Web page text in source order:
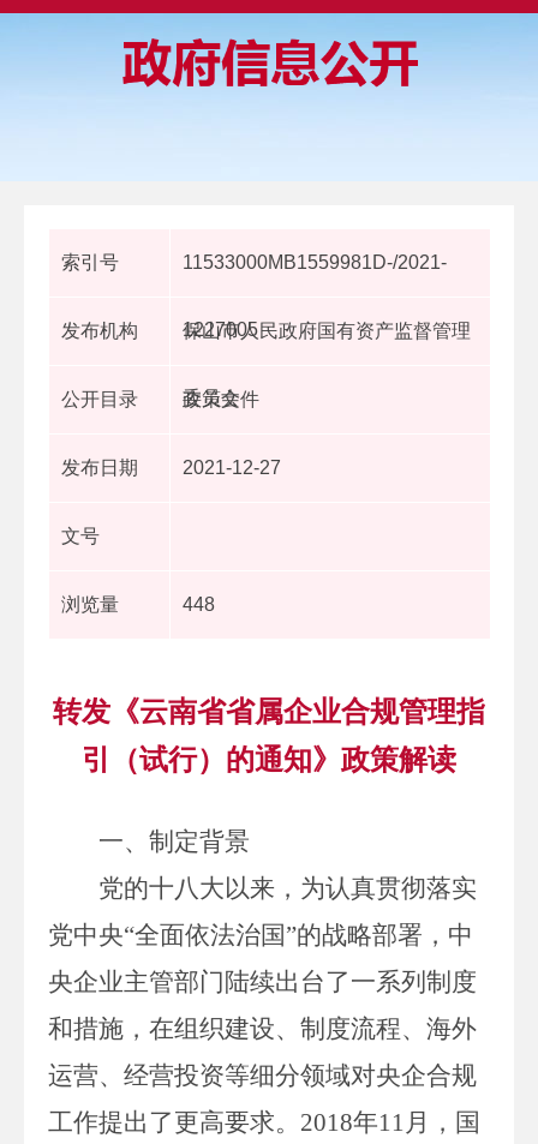
索引号 11533000MB1559981D-/2021-
1227005
发布机构 保山市人民政府国有资产监督管理
委员会
公开目录 政策文件
发布日期 2021-12-27
文号
浏览量 448
转发《云南省省属企业合规管理指
引（试行）的通知》政策解读
一、制定背景
党的十八大以来，为认真贯彻落实
党中央“全面依法治国”的战略部署，中
央企业主管部门陆续出台了一系列制度
和措施，在组织建设、制度流程、海外
运营、经营投资等细分领域对央企合规
工作提出了更高要求。 2018年11月，国